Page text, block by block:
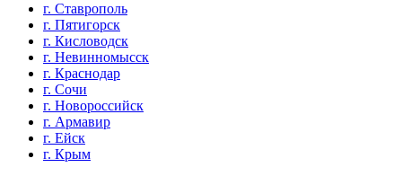
г. Ставрополь
г. Пятигорск
г. Кисловодск
г. Невинномысск
г. Краснодар
г. Сочи
г. Новороссийск
г. Армавир
г. Ейск
г. Крым